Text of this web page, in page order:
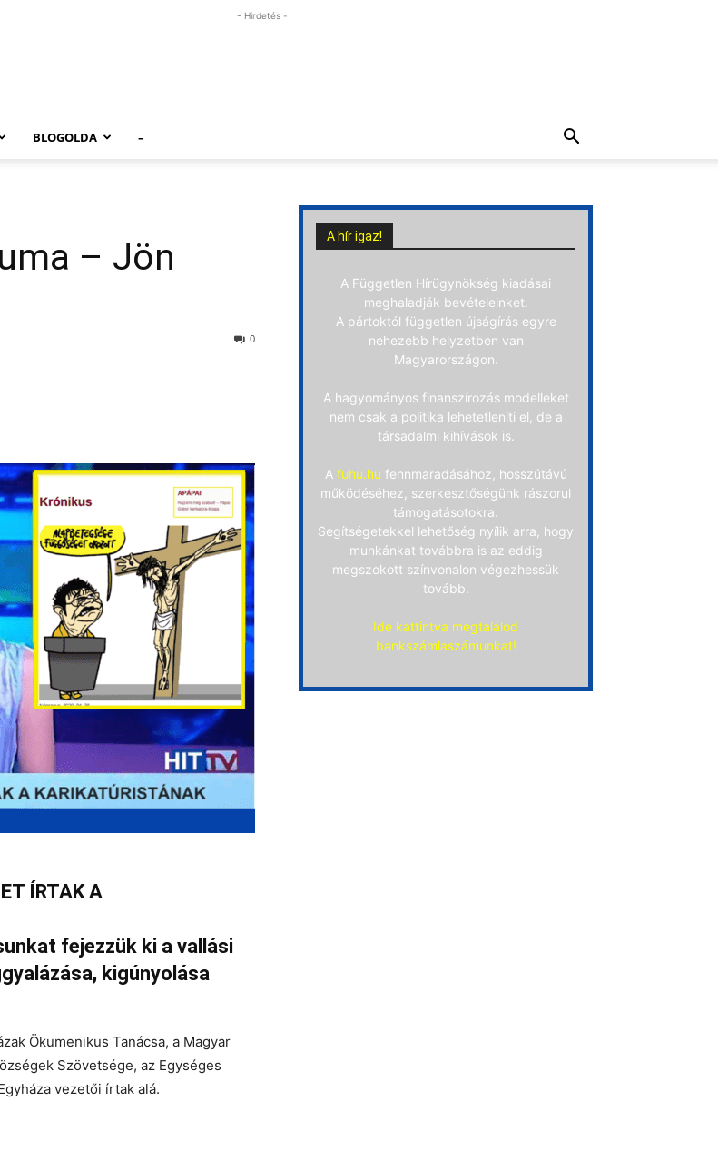
- Hirdetés -
BLOGOLDA –
– Jön
0
ÍRTAK A
fejezzük ki a vallási
kigúnyolása
Ökumenikus Tanácsa, a Magyar
Szövetsége, az Egységes
vezetői írtak alá.
A hír igaz!
A Független Hírügynökség kiadásai
meghaladják bevételeinket.
A pártoktól független újságírás egyre
nehezebb helyzetben van
Magyarországon.
A hagyományos finanszírozás modelleket
nem csak a politika lehetetleníti el, de a
társadalmi kihívások is.
A fuhu.hu fennmaradásához, hosszútávú
működéséhez, szerkesztőségünk rászorul
támogatásotokra.
Segítségetekkel lehetőség nyílik arra, hogy
munkánkat továbbra is az eddig
megszokott színvonalon végezhessük
tovább.
Ide kattintva megtalálod
bankszámlaszámunkat!